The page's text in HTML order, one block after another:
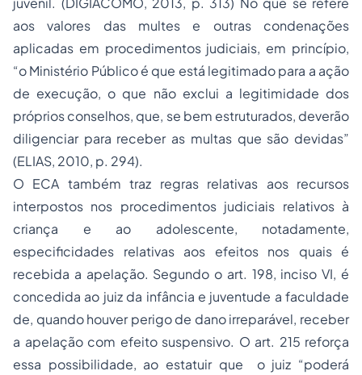
aos valores das multes e outras condenações
aplicadas em procedimentos judiciais, em princípio,
“o Ministério Público é que está legitimado para a ação
de execução, o que não exclui a legitimidade dos
próprios conselhos, que, se bem estruturados, deverão
diligenciar para receber as multas que são devidas”
(ELIAS, 2010, p. 294).
O ECA também traz regras relativas aos recursos
interpostos nos procedimentos judiciais relativos à
criança e ao adolescente, notadamente,
especificidades relativas aos efeitos nos quais é
recebida a apelação. Segundo o art. 198, inciso VI, é
concedida ao juiz da infância e juventude a faculdade
de, quando houver perigo de dano irreparável, receber
a apelação com efeito suspensivo. O art. 215 reforça
essa possibilidade, ao estatuir que o juiz “poderá